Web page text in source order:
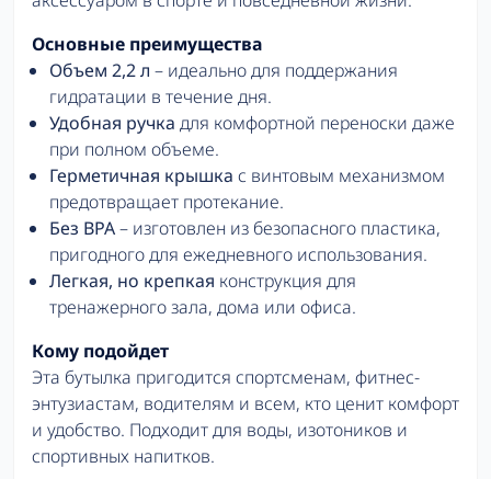
Основные преимущества
Объем 2,2 л – идеально для поддержания
гидратации в течение дня.
Удобная ручка для комфортной переноски даже
при полном объеме.
Герметичная крышка с винтовым механизмом
предотвращает протекание.
Без BPA– изготовлен из безопасного пластика,
пригодного для ежедневного использования.
Легкая, но крепкая конструкция для
тренажерного зала, дома или офиса.
Кому подойдет
Эта бутылка пригодится спортсменам, фитнес-
энтузиастам, водителям и всем, кто ценит комфорт
и удобство. Подходит для воды, изотоников и
спортивных напитков.